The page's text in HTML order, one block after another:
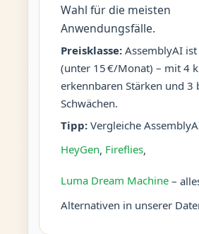
Wahl für die meisten
Anwendungsfälle.
Preisklasse:AssemblyAI
(unter 15 €/Monat) – mit 4
erkennbaren Stärken und 3
Schwächen.
Tipp:Vergleiche
HeyGen, Fireflies,
Luma Dream Machine–
Alternativen in unserer